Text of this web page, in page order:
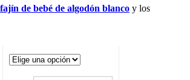
fajín de bebé de algodón blanco y los